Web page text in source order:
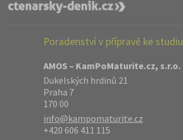
Poradenství v přípravě ke studiu
AMOS – KamPoMaturite.cz, s.r.o.
Dukelských hrdinů 21
Praha 7
170 00
info@kampomaturite.cz
+420 606 411 115